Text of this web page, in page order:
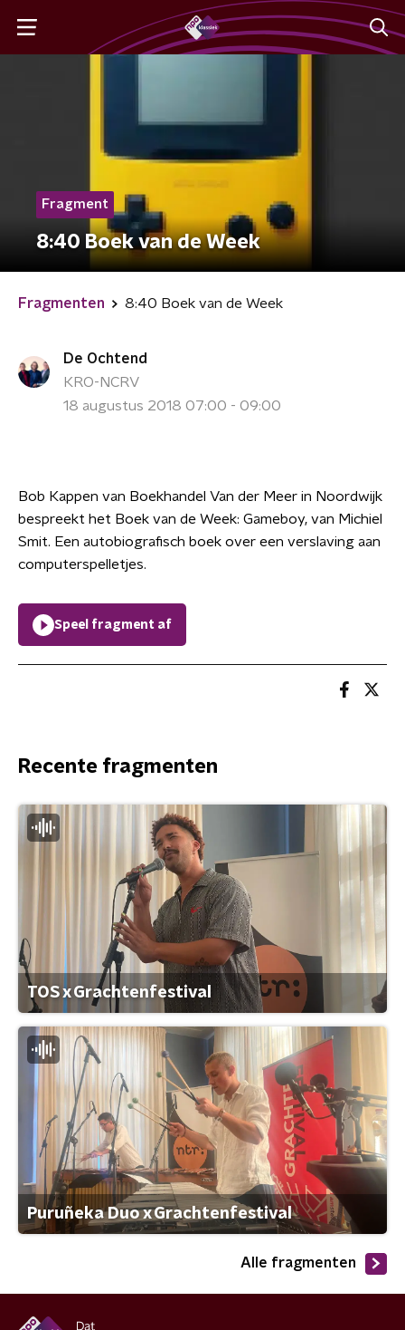
Fragment
8:40 Boek van de Week
Fragmenten 8:40 Boek van de Week
De Ochtend
KRO-NCRV
18 augustus 2018 07:00 - 09:00
Bob Kappen van Boekhandel Van der Meer in Noordwijk
bespreekt het Boek van de Week: Gameboy, van Michiel
Smit. Een autobiografisch boek over een verslaving aan
computerspelletjes.
Speel fragment af
Recente fragmenten
TOS x Grachtenfestival
Puruñeka Duo x Grachtenfestival
Alle fragmenten